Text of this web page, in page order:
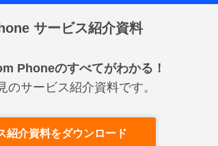
サービス紹介資料
Phoneのすべてがわかる！
のサービス紹介資料です。
紹介資料をダウンロード